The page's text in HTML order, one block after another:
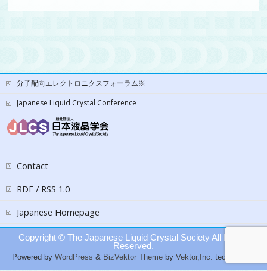
分子配向エレクトロニクスフォーラム※
Japanese Liquid Crystal Conference
Contact
RDF / RSS 1.0
Japanese Homepage
Copyright © The Japanese Liquid Crystal SocietyAll Rights
Reserved.
Powered byWordPress & BizVektor Theme byVektor,Inc. technology.